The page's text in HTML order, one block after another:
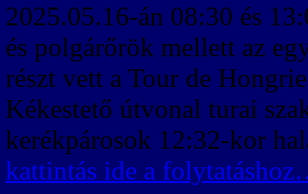
2025.05.16-án 08:30 és
és polgárőrök mellett az
részt vett a Tour de
Kékestető útvonal turai
kerékpárosok 12:32-kor
kattintás ide a